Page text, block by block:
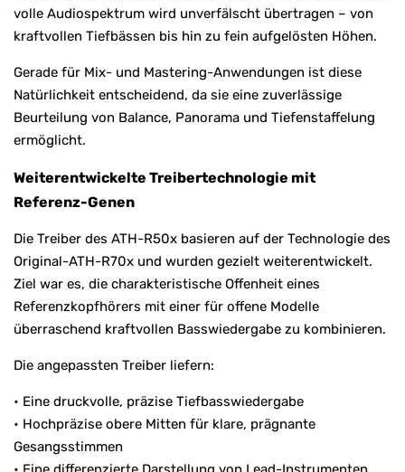
volle Audiospektrum wird unverfälscht übertragen – von
kraftvollen Tiefbässen bis hin zu fein aufgelösten Höhen.
Gerade für Mix- und Mastering-Anwendungen ist diese
Natürlichkeit entscheidend, da sie eine zuverlässige
Beurteilung von Balance, Panorama und Tiefenstaffelung
ermöglicht.
Weiterentwickelte Treibertechnologie mit
Referenz-Genen
Die Treiber des ATH-R50x basieren auf der Technologie des
Original-ATH-R70x und wurden gezielt weiterentwickelt.
Ziel war es, die charakteristische Offenheit eines
Referenzkopfhörers mit einer für offene Modelle
überraschend kraftvollen Basswiedergabe zu kombinieren.
Die angepassten Treiber liefern:
• Eine druckvolle, präzise Tiefbasswiedergabe
• Hochpräzise obere Mitten für klare, prägnante
Gesangsstimmen